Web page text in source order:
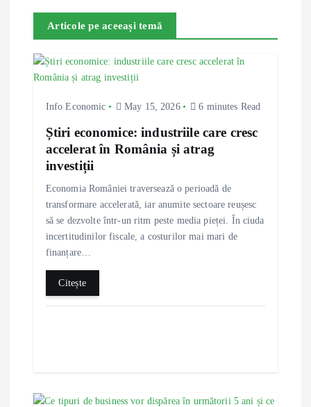
v
g
Articole pe aceeași temă
Info Economic May 15, 2026 6 minutes Read
Știri economice: industriile care cresc
accelerat în România și atrag
investiții
Economia României traversează o perioadă de
transformare accelerată, iar anumite sectoare reușesc
să se dezvolte într-un ritm peste media pieței. În ciuda
incertitudinilor fiscale, a costurilor mai mari de
finanțare…
Citește